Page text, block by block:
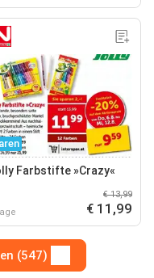
Farbstifte »Crazy«
€ 13,99
€ 11,99
(547)